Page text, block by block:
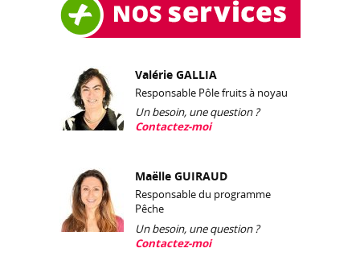
Valérie GALLIA
Responsable Pôle fruits à noyau
Un besoin, une question ?
Contactez-moi
Maëlle GUIRAUD
Responsable du programme
Pêche
Un besoin, une question ?
Contactez-moi